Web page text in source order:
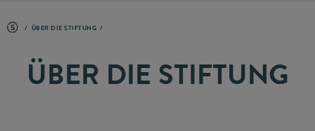
ÜBER DIE STIFTUNG
ÜBER DIE STIFTUNG